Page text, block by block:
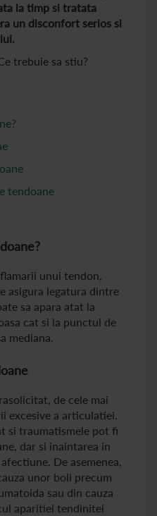
la timp si tratata
un disconfort serios si
tendoane
unui tendon,
asigura legatura dintre
sa apara atat la
cat si la punctul de
mediana.
de cele mai
excesive a articulatiei.
si traumatismele pot fi
dar si inaintarea in
De asemenea,
unor boli precum
sau din cauza
aparitiei tendinitei